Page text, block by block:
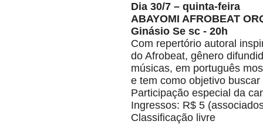
Dia 30/7 – quinta-feira
ABAYOMI AFROBEAT
Ginásio Se sc - 20h
Com repertório autoral
do Afrobeat, gênero
músicas, em português
e tem como objetivo
Participação especial da
Ingressos: R$ 5
Classificação livre